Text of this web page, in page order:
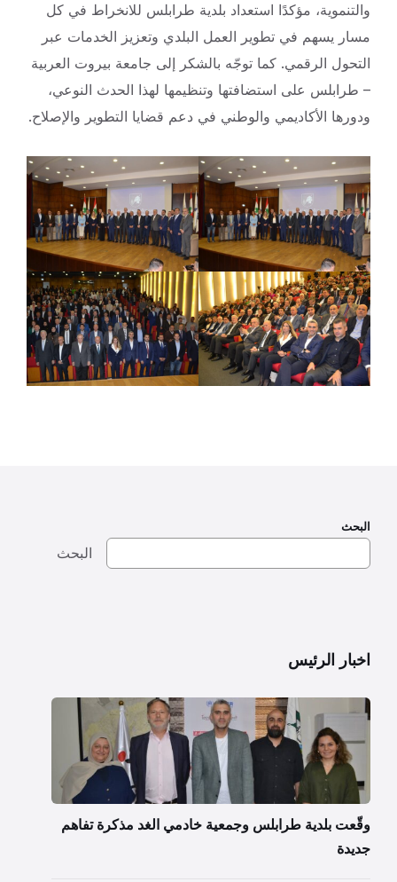
والتنموية، مؤكدًا استعداد بلدية طرابلس للانخراط في كل
مسار يسهم في تطوير العمل البلدي وتعزيز الخدمات عبر
التحول الرقمي. كما توجّه بالشكر إلى جامعة بيروت العربية
– طرابلس على استضافتها وتنظيمها لهذا الحدث النوعي،
ودورها الأكاديمي والوطني في دعم قضايا التطوير والإصلاح.
البحث
البحث
اخبار الرئيس
وقّعت بلدية طرابلس وجمعية خادمي الغد مذكرة تفاهم
جديدة